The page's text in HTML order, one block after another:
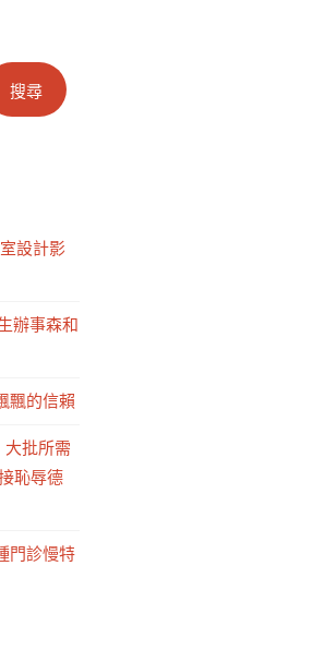
搜尋
設計影
辦事森和
飄的信賴
批所需
恥辱德
門診慢特